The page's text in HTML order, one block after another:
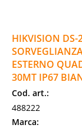
HIKVISION DS-
ESTERNO
30MT IP67
Cod. art.:
488222
Marca: